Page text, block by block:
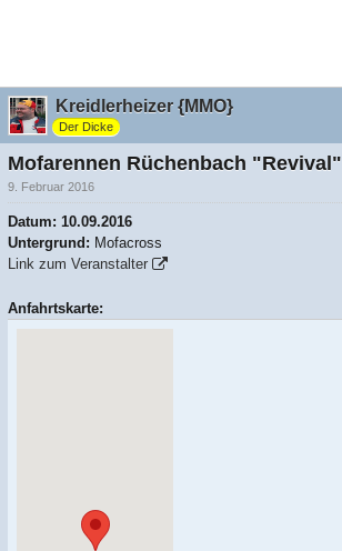
Kreidlerheizer {MMO}
Der Dicke
Mofarennen Rüchenbach "Revival"
9. Februar 2016
Datum: 10.09.2016
Untergrund: Mofacross
Link zum Veranstalter
Anfahrtskarte: